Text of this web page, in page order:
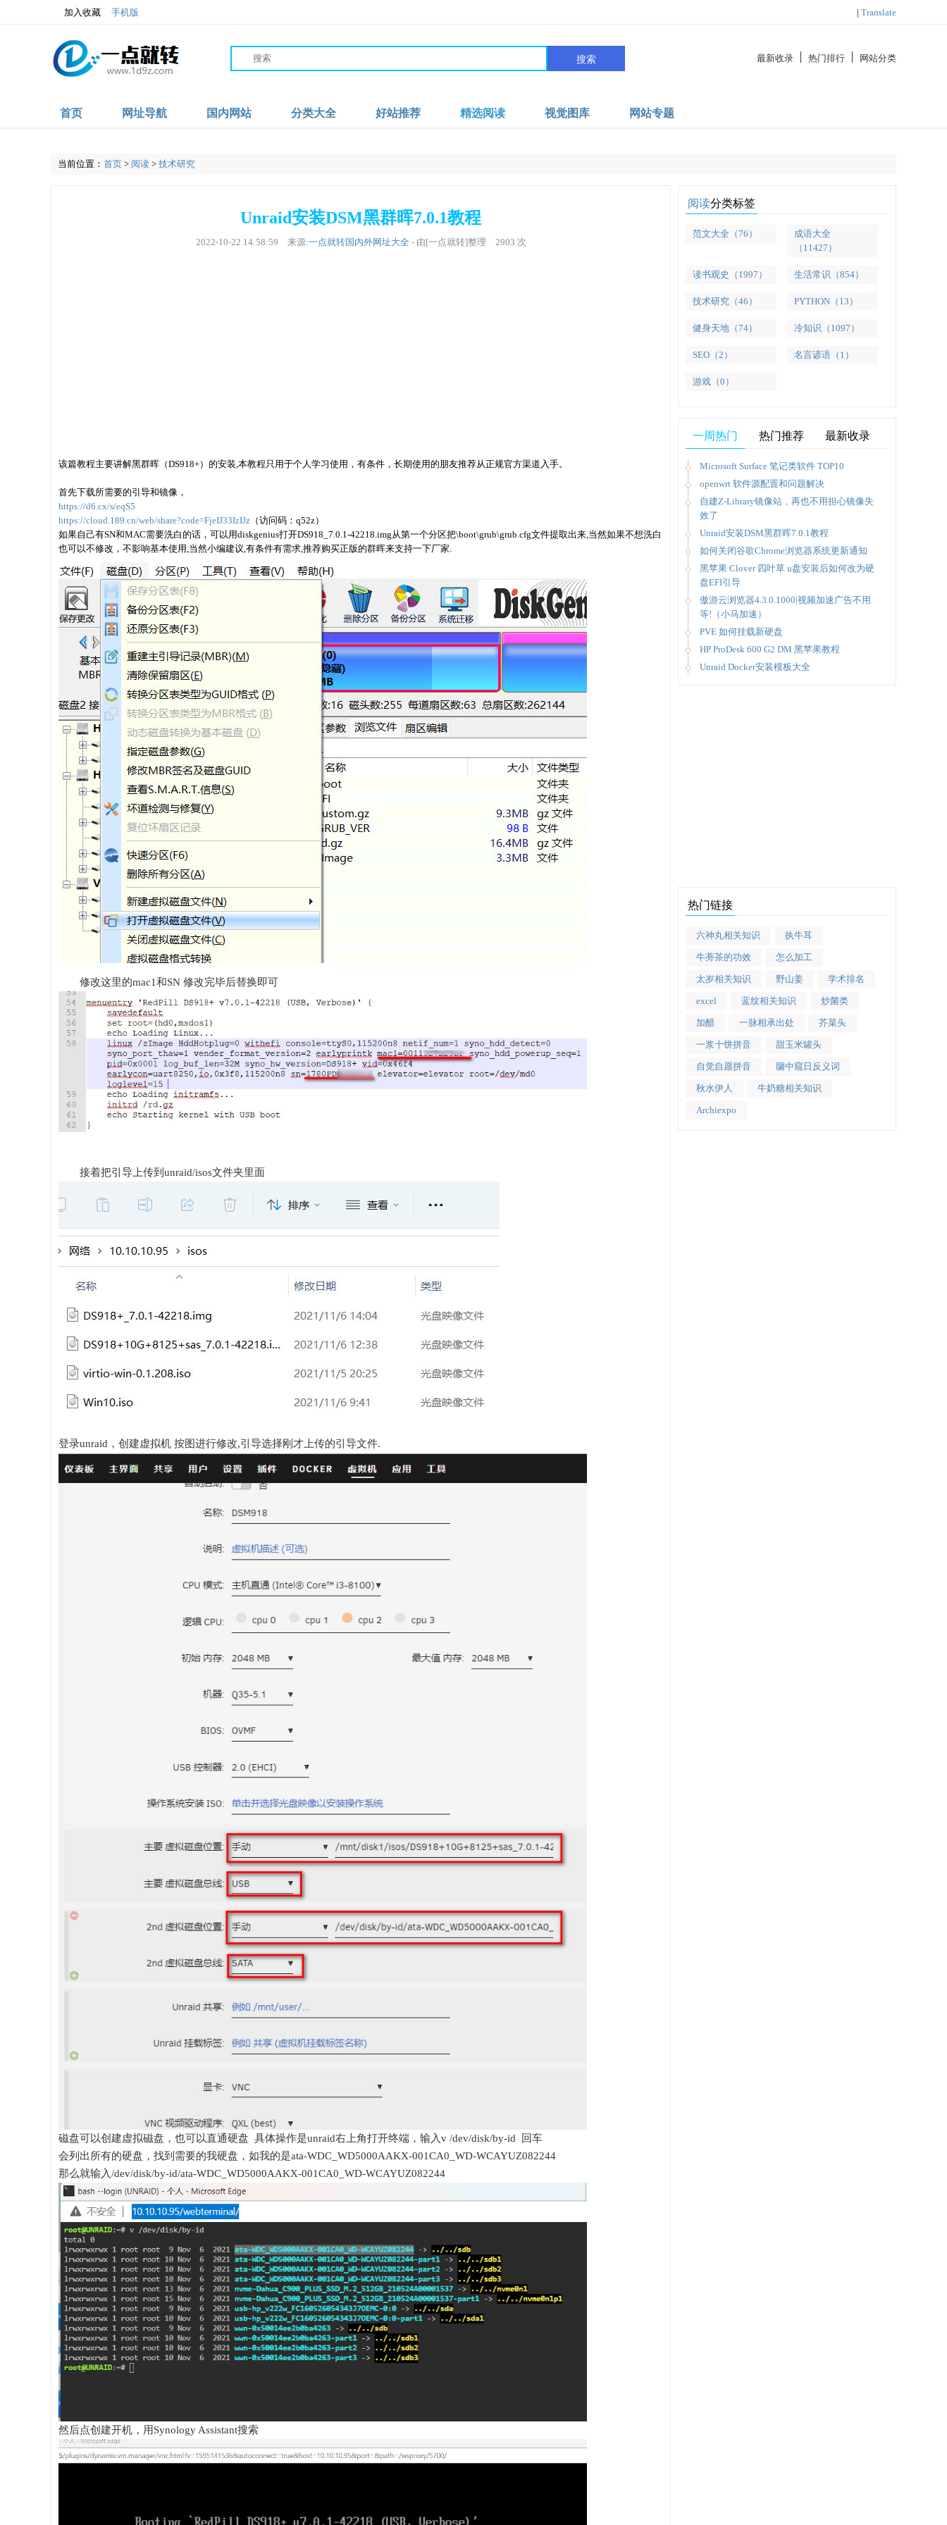
加入收藏 手机版 | Translate
搜索 最新收录 热门排行 网站分类
首页 网址导航 国内网站 分类大全 好站推荐 精选阅读 视觉图库 网站专题
当前位置： 首页 > 阅读 > 技术研究
Unraid安装DSM黑群晖7.0.1教程
2022-10-22 14:58:59 来源:一点就转国内外网址大全- 由[一点就转]整理 2903 次
该篇教程主要讲解黑群晖（DS918+）的安装,本教程只用于个人学习使用，有条件，长期使用的朋友推荐从正规官方渠道入手。
首先下载所需要的引导和镜像，
https://d6.cx/s/eqS5
https://cloud.189.cn/web/share?code=FjeIJ33IzIJz （访问码：q52z）
如果自己有SN和MAC需要洗白的话，可以用diskgenius打开DS918_7.0.1-42218.img从第一个分区把\boot\grub\grub.cfg文件提取出来,当然如果不想洗白
也可以不修改，不影响基本使用,当然小编建议,有条件有需求,推荐购买正版的群晖来支持一下厂家.
修改这里的mac1和SN 修改完毕后替换即可
接着把引导上传到unraid/isos文件夹里面
登录unraid，创建虚拟机 按图进行修改,引导选择刚才上传的引导文件.
磁盘可以创建虚拟磁盘，也可以直通硬盘 具体操作是unraid右上角打开终端，输入v /dev/disk/by-id 回车
会列出所有的硬盘，找到需要的我硬盘，如我的是ata-WDC_WD5000AAKX-001CA0_WD-WCAYUZ082244
那么就输入/dev/disk/by-id/ata-WDC_WD5000AAKX-001CA0_WD-WCAYUZ082244
然后点创建开机，用Synology Assistant搜索
阅读分类标签
范文大全（76）
成语大全
（11427）
读书观史（1997） 生活常识（854）
技术研究（46） PYTHON（13）
健身天地（74） 冷知识（1097）
SEO（2） 名言谚语（1）
游戏（0）
一周热门 热门推荐 最新收录
Microsoft Surface 笔记类软件 TOP10
openwrt 软件源配置和问题解决
自建Z-Library镜像站，再也不用担心镜像失
效了
Unraid安装DSM黑群晖7.0.1教程
如何关闭谷歌Chrome浏览器系统更新通知
黑苹果 Clover 四叶草 u盘安装后如何改为硬
盘EFI引导
傲游云浏览器4.3.0.1000|视频加速广告不用
等!（小马加速）
PVE 如何挂载新硬盘
HP ProDesk 600 G2 DM 黑苹果教程
Unraid Docker安装模板大全
热门链接
六神丸相关知识 执牛耳
牛蒡茶的功效 怎么加工
太岁相关知识 野山姜 学术排名
excel 蓝纹相关知识 炒菌类
加醋 一脉相承出处 芥菜头
一浆十饼拼音 甜玉米罐头
自觉自愿拼音 牖中窥日反义词
秋水伊人 牛奶糖相关知识
Archiexpo